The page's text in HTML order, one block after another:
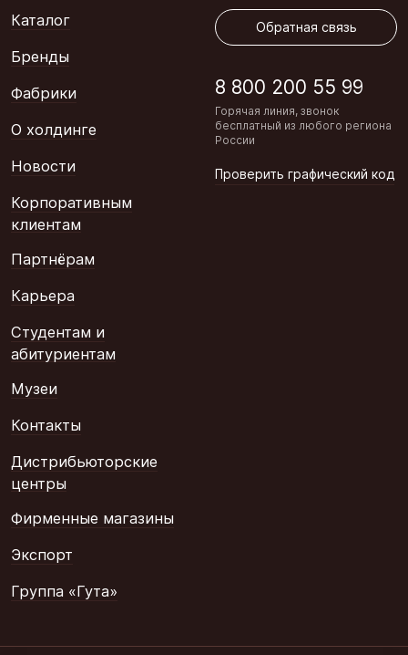
Каталог
Бренды
Фабрики
О холдинге
Новости
Корпоративным
клиентам
Партнёрам
Карьера
Студентам и
абитуриентам
Музеи
Контакты
Дистрибьюторские
центры
Фирменные магазины
Экспорт
Группа «Гута»
Обратная связь
8 800 200 55 99
Горячая линия, звонок
бесплатный из любого региона
России
Проверить графический код